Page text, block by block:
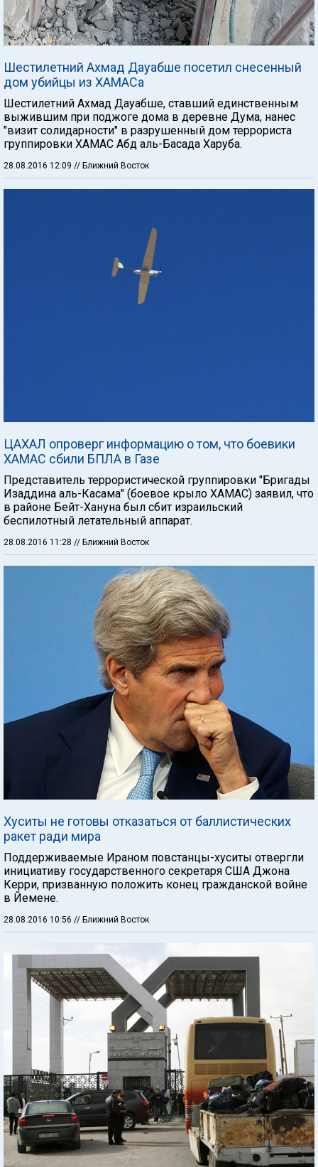
Шестилетний Ахмад Дауабше посетил снесенный
дом убийцы из ХАМАСа
Шестилетний Ахмад Дауабше, ставший единственным
выжившим при поджоге дома в деревне Дума, нанес
"визит солидарности" в разрушенный дом террориста
группировки ХАМАС Абд аль-Басада Харуба.
28.08.2016 12:09 // Ближний Восток
ЦАХАЛ опроверг информацию о том, что боевики
ХАМАС сбили БПЛА в Газе
Представитель террористической группировки "Бригады
Изаддина аль-Касама" (боевое крыло ХАМАС) заявил, что
в районе Бейт-Хануна был сбит израильский
беспилотный летательный аппарат.
28.08.2016 11:28 // Ближний Восток
Хуситы не готовы отказаться от баллистических
ракет ради мира
Поддерживаемые Ираном повстанцы-хуситы отвергли
инициативу государственного секретаря США Джона
Керри, призванную положить конец гражданской войне
в Йемене.
28.08.2016 10:56 // Ближний Восток